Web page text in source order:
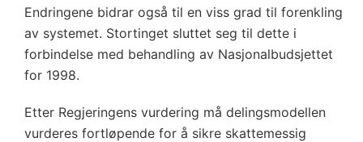
Endringene bidrar også til en viss grad til forenkling
av systemet. Stortinget sluttet seg til dette i
forbindelse med behandling av Nasjonalbudsjettet
for 1998.
Etter Regjeringens vurdering må delingsmodellen
vurderes fortløpende for å sikre skattemessig